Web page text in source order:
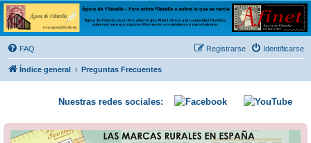
Ágora de Filatelia
Foro sobre filatelia o sobre lo que se tercie. Ágora de Filatelia es un foro abierto que Afinet
ofrece a la comunidad filatélica universal para que exprese libremente sus opiniones y
conocimientos
FAQ Identificarse
Registrarse
Índice general Preguntas Frecuentes
Nuestras redes sociales: